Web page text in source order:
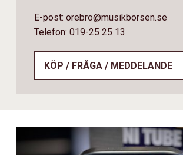
E-post: orebro@musikborsen.se
Telefon: 019-25 25 13
KÖP / FRÅGA / MEDDELANDE